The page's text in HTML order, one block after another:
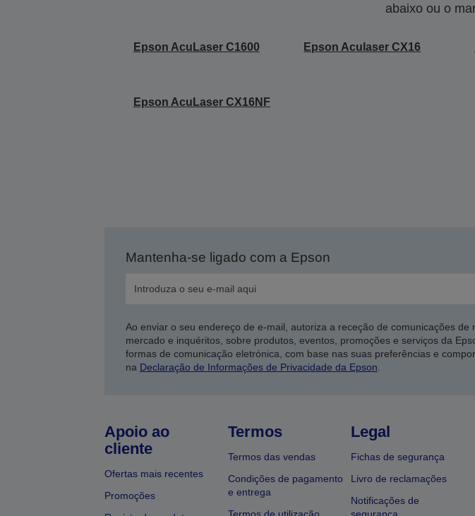
abaixo ou o
Epson AcuLaser C1600 Epson Aculaser CX16
Epson AcuLaser CX16NF
Mantenha-se ligado com a Epson
Ao enviar o seu endereço de e-mail, autoriza a receção de comunicações de
mercado e inquéritos, sobre produtos, eventos, promoções e serviços da
formas de comunicação eletrónica, com base nas suas preferências e
na Declaração de Informações de Privacidade da Epson
Apoio ao
cliente
Ofertas mais recentes
Promoções
Termos
Termos das vendas
Condições de pagamento
e entrega
Legal
Fichas de segurança
Livro de reclamações
Notificações de